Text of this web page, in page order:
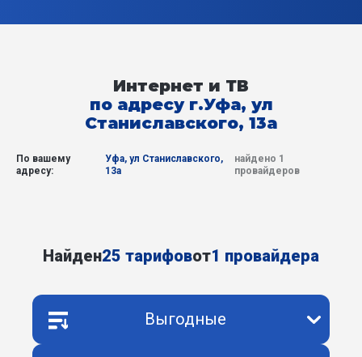
Интернет и ТВ
по адресу г.Уфа, ул
Станиславского, 13а
По вашему
адресу:
Уфа, ул Станиславского,
13а
найдено 1
провайдеров
Найден25 тарифовот1 провайдера
Выгодные